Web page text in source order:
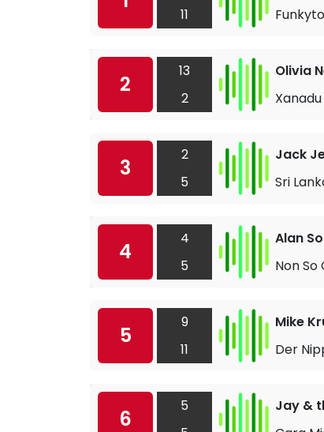
11
2
13
2
Olivia
Xanadu
3
2
5
Jack
Sri
4
4
5
Alan
Non So
5
9
11
Mike
Der
6
5
Jay &